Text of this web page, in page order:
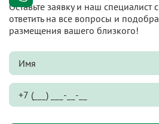
Оставьте заявку и наш специалист
ответить на все вопросы и
размещения вашего близкого!